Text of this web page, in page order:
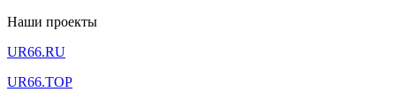
Наши проекты
UR66.RU
UR66.TOP